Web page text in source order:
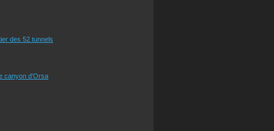
des 52 tunnels
canyon d'Orsa